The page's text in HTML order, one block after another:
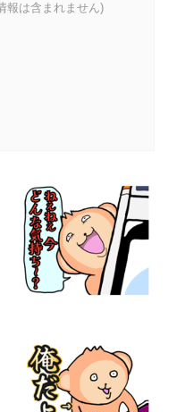
報は含まれません)